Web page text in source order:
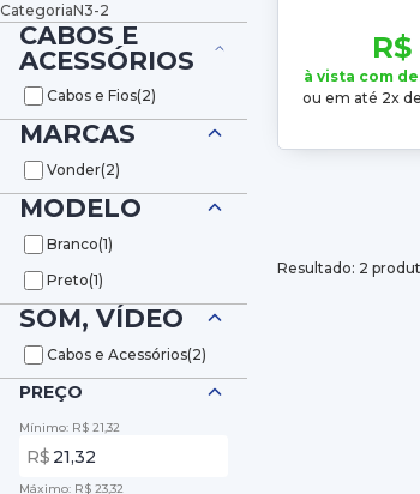
CategoriaN3-2
CABOS E
ACESSÓRIOS
Cabos e Fios(2)
MARCAS
Vonder(2)
MODELO
Branco(1)
Preto(1)
SOM, VÍDEO
Cabos e Acessórios(2)
PREÇO
Mínimo: R$ 21,32
R$
Máximo: R$ 23,32
R$
à vista com
ou em até 2x de
Resultado: 2